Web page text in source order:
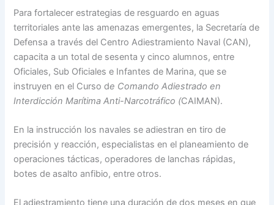
Para fortalecer estrategias de resguardo en aguas
territoriales ante las amenazas emergentes, la Secretaría de
Defensa a través del Centro Adiestramiento Naval (CAN),
capacita a un total de sesenta y cinco alumnos, entre
Oficiales, Sub Oficiales e Infantes de Marina, que se
instruyen en el Curso de Comando Adiestrado en
Interdicción Marítima Anti-Narcotráfico (CAIMAN).
En la instrucción los navales se adiestran en tiro de
precisión y reacción, especialistas en el planeamiento de
operaciones tácticas, operadores de lanchas rápidas,
botes de asalto anfibio, entre otros.
El adiestramiento tiene una duración de dos meses en que